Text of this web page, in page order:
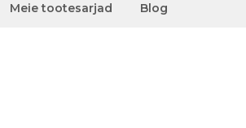
Meie tootesarjad Blog